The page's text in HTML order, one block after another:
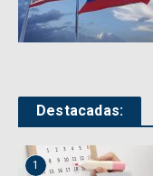
Destacadas:
1